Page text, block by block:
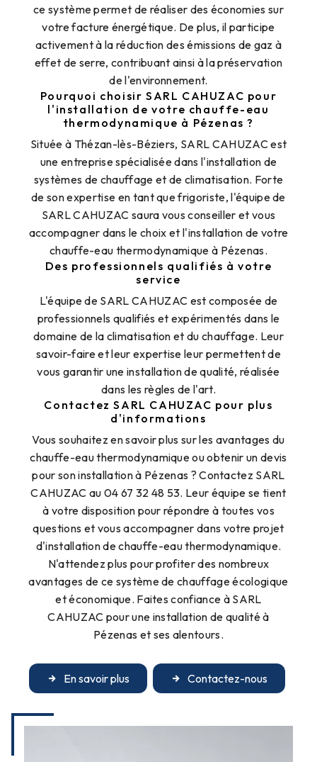
ce système permet de réaliser des économies sur
votre facture énergétique. De plus, il participe
activement à la réduction des émissions de gaz à
effet de serre, contribuant ainsi à la préservation
de l'environnement.
Pourquoi choisir SARL CAHUZAC pour
l'installation de votre chauffe-eau
thermodynamique à Pézenas ?
Située à Thézan-lès-Béziers, SARL CAHUZAC est
une entreprise spécialisée dans l'installation de
systèmes de chauffage et de climatisation. Forte
de son expertise en tant que frigoriste, l'équipe de
SARL CAHUZAC saura vous conseiller et vous
accompagner dans le choix et l'installation de votre
chauffe-eau thermodynamique à Pézenas.
Des professionnels qualifiés à votre
service
L'équipe de SARL CAHUZAC est composée de
professionnels qualifiés et expérimentés dans le
domaine de la climatisation et du chauffage. Leur
savoir-faire et leur expertise leur permettent de
vous garantir une installation de qualité, réalisée
dans les règles de l'art.
Contactez SARL CAHUZAC pour plus
d'informations
Vous souhaitez en savoir plus sur les avantages du
chauffe-eau thermodynamique ou obtenir un devis
pour son installation à Pézenas ? Contactez SARL
CAHUZAC au 04 67 32 48 53. Leur équipe se tient
à votre disposition pour répondre à toutes vos
questions et vous accompagner dans votre projet
d'installation de chauffe-eau thermodynamique.
N'attendez plus pour profiter des nombreux
avantages de ce système de chauffage écologique
et économique. Faites confiance à SARL
CAHUZAC pour une installation de qualité à
Pézenas et ses alentours.
En savoir plus Contactez-nous